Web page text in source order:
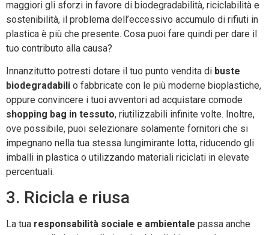
maggiori gli sforzi in favore di biodegradabilità, riciclabilità e
sostenibilità, il problema dell’eccessivo accumulo di rifiuti in
plastica è più che presente. Cosa puoi fare quindi per dare il
tuo contributo alla causa?
Innanzitutto potresti dotare il tuo punto vendita di buste
biodegradabili o fabbricate con le più moderne bioplastiche,
oppure convincere i tuoi avventori ad acquistare comode
shopping bag in tessuto, riutilizzabili infinite volte. Inoltre,
ove possibile, puoi selezionare solamente fornitori che si
impegnano nella tua stessa lungimirante lotta, riducendo gli
imballi in plastica o utilizzando materiali riciclati in elevate
percentuali.
3. Ricicla e riusa
La tua responsabilità sociale e ambientale passa anche